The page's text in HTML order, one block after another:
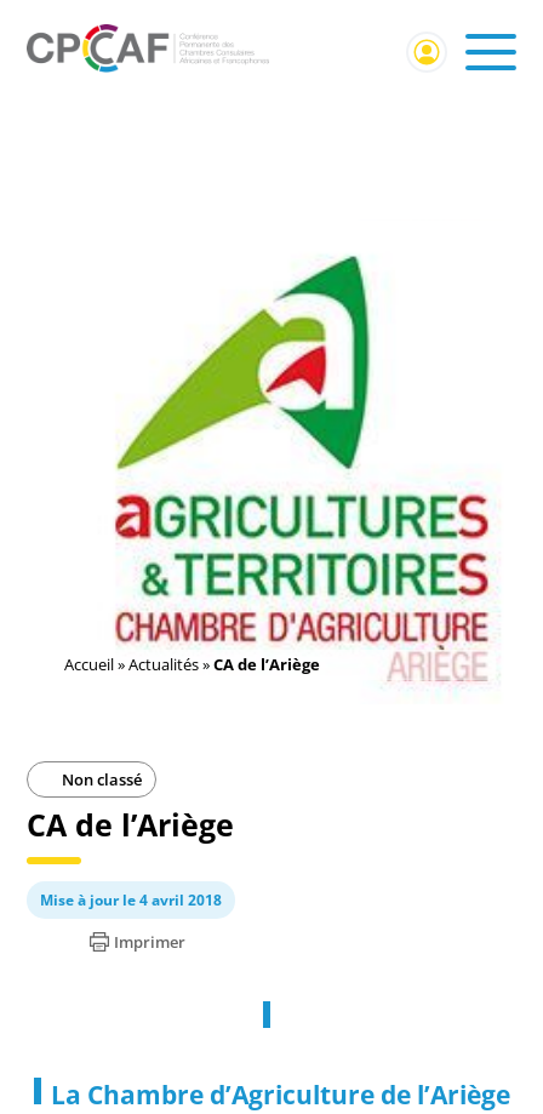
Accueil»Actualités»CA de l’Ariège
Non classé
CA de l’Ariège
Mise à jour le 4 avril 2018
Imprimer
La Chambre d’Agriculture de l’Ariège